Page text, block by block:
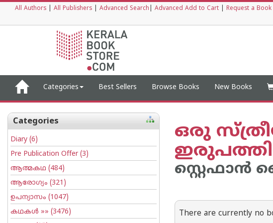
All Authors All Publishers Advanced Search Advanced Add to Cart Request a Book
Categories Best Sellers Browse Books New Books
Categories
Diary (6)
Pre Publication Offer(3)
ആത്മകഥ (484)
ആരോഗ്യം (321)
ഉപന്യാസം (1047)
കഥകള്‍ »» (3476)
ഒരു
സ്റ്റെഫാന്‍
There are currently no